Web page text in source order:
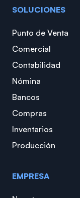
SOLUCIONES
Punto de Venta
Comercial
Contabilidad
Nómina
Bancos
Compras
Inventarios
Producción
EMPRESA